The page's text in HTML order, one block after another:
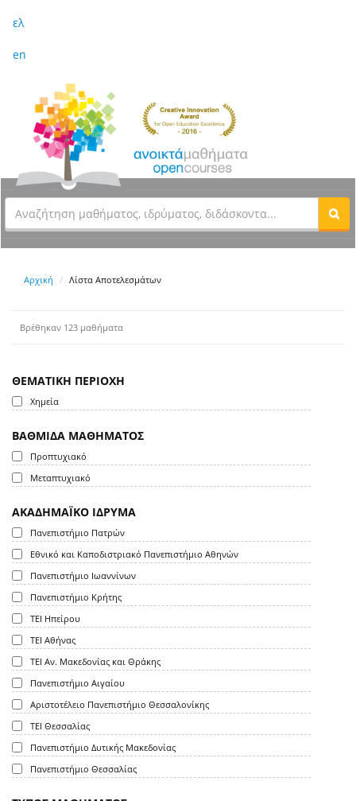
ελ
en
Αρχική Λίστα Αποτελεσμάτων
Βρέθηκαν 123 μαθήματα
ΘΕΜΑΤΙΚΗ ΠΕΡΙΟΧΗ
Χημεία
ΒΑΘΜΙΔΑ ΜΑΘΗΜΑΤΟΣ
Προπτυχιακό
Μεταπτυχιακό
ΑΚΑΔΗΜΑΪΚΟ ΙΔΡΥΜΑ
Πανεπιστήμιο Πατρών
Εθνικό και Καποδιστριακό Πανεπιστήμιο Αθηνών
Πανεπιστήμιο Ιωαννίνων
Πανεπιστήμιο Κρήτης
ΤΕΙ Ηπείρου
ΤΕΙ Αθήνας
ΤΕΙ Αν. Μακεδονίας και Θράκης
Πανεπιστήμιο Αιγαίου
Αριστοτέλειο Πανεπιστήμιο Θεσσαλονίκης
ΤΕΙ Θεσσαλίας
Πανεπιστήμιο Δυτικής Μακεδονίας
Πανεπιστήμιο Θεσσαλίας